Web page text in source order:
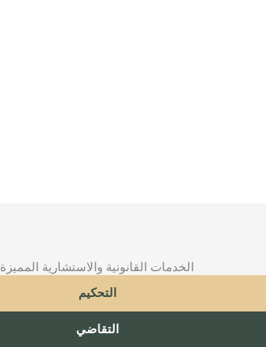
الخدمات القانونية والاستشارية المميزة
التحكيم
التقاضي